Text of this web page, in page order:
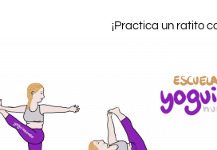
¡Practica un ratito